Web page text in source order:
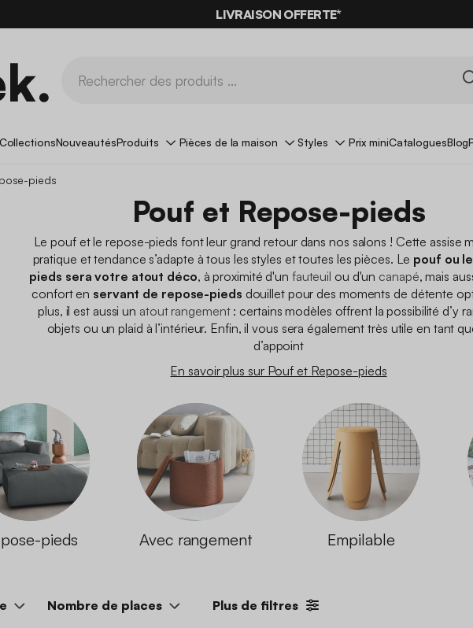
LIVRAISON OFFERTE*
CollectionsNouveautésProduits Pièces de la maison Styles Prix miniCataloguesBlog
pieds
Pouf et Repose-pieds
Le pouf et le repose-pieds font leur grand retour dans nos salons ! Cette assise
pratique et tendance s’adapte à tous les styles et toutes les pièces. Le pouf ou
pieds sera votre atout déco, à proximité d'un fauteuil ou d'un canapé, mais
confort en servant de repose-pieds douillet pour des moments de détente
plus, il est aussi un atout rangement: certains modèles offrent la possibilité d’y
objets ou un plaid à l’intérieur. Enfin, il vous sera également très utile en tant
d’appoint
En savoir plus sur Pouf et Repose-pieds
pieds Avec rangement Empilable
Nombre de places Plus de filtres